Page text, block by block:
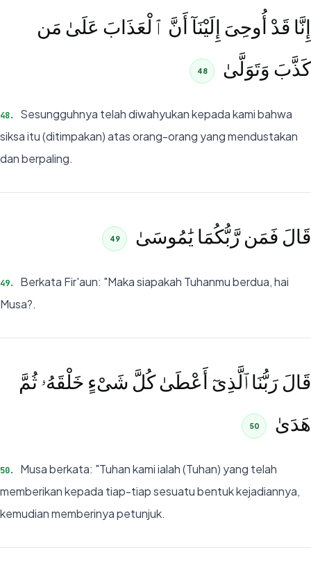
إِنَّا قَدْ أُوحِىَ إِلَيْنَآ أَنَّ ٱلْعَذَابَ عَلَىٰ مَن
كَذَّبَ وَتَوَلَّىٰ
48
48.
Sesungguhnya telah diwahyukan kepada kami bahwa
siksa itu (ditimpakan) atas orang-orang yang mendustakan
dan berpaling.
قَالَ فَمَن رَّبُّكُمَا يَٰمُوسَىٰ 49
49.
Berkata Fir'aun: "Maka siapakah Tuhanmu berdua, hai
Musa?.
قَالَ رَبُّنَا ٱلَّذِىٓ أَعْطَىٰ كُلَّ شَىْءٍ خَلْقَهُۥ ثُمَّ
هَدَىٰ
50
50.
Musa berkata: "Tuhan kami ialah (Tuhan) yang telah
memberikan kepada tiap-tiap sesuatu bentuk kejadiannya,
kemudian memberinya petunjuk.